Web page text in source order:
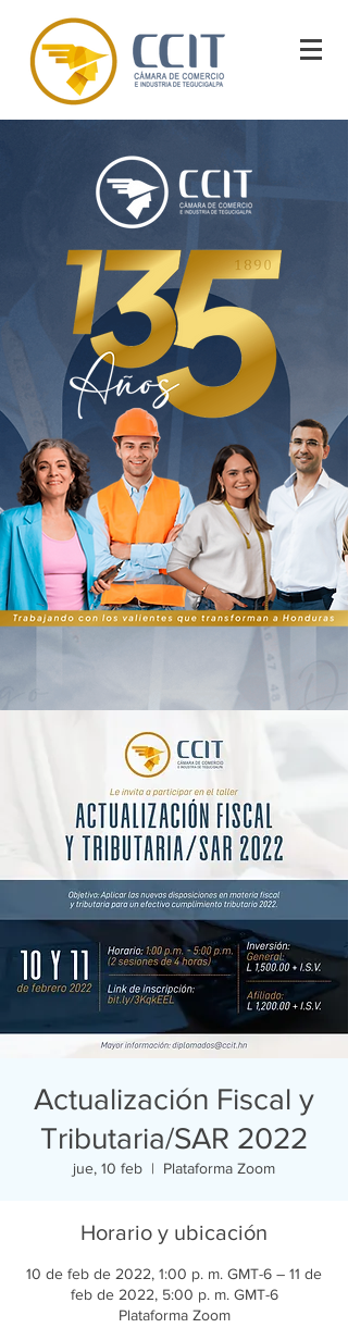
Actualización Fiscal y
Tributaria/SAR 2022
jue, 10 feb
  |
Plataforma Zoom
Horario y ubicación
10 de feb de 2022, 1:00 p. m. GMT-6 – 11 de
feb de 2022, 5:00 p. m. GMT-6
Plataforma Zoom